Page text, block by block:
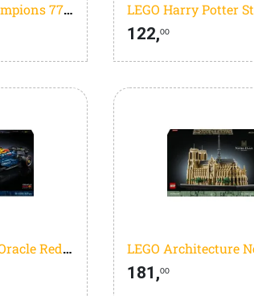
LEGO Speed Champions 77254 Ferrari SF90 XX Stradale sportauto
122,00
LEGO Technic - Oracle Red Bull Racing RB20 F1 auto - F1 auto - 42206
181,00